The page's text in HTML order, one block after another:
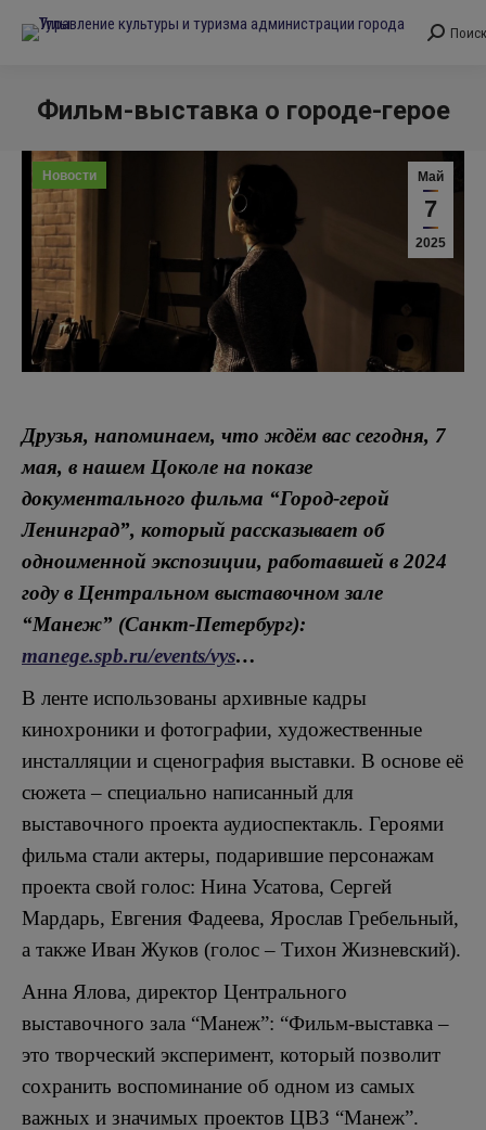
Поиск:
Поиск
Фильм-выставка о городе-герое
Май
7
2025
Новости
Друзья, напоминаем, что ждём вас сегодня, 7
мая, в нашем Цоколе на показе
документального фильма “Город-герой
Ленинград”, который рассказывает об
одноименной экспозиции, работавшей в 2024
году в Центральном выставочном зале
“Манеж” (Санкт-Петербург):
manege.spb.ru/events/vys…
В ленте использованы архивные кадры
кинохроники и фотографии, художественные
инсталляции и сценография выставки. В основе её
сюжета – специально написанный для
выставочного проекта аудиоспектакль. Героями
фильма стали актеры, подарившие персонажам
проекта свой голос: Нина Усатова, Сергей
Мардарь, Евгения Фадеева, Ярослав Гребельный,
а также Иван Жуков (голос – Тихон Жизневский).
Анна Ялова, директор Центрального
выставочного зала “Манеж”: “Фильм-выставка –
это творческий эксперимент, который позволит
сохранить воспоминание об одном из самых
важных и значимых проектов ЦВЗ “Манеж”.